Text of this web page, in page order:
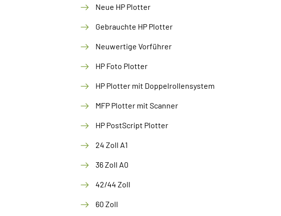
Neue HP Plotter
Gebrauchte HP Plotter
Neuwertige Vorführer
HP Foto Plotter
HP Plotter mit Doppelrollensystem
MFP Plotter mit Scanner
HP PostScript Plotter
24 Zoll A1
36 Zoll A0
42/44 Zoll
60 Zoll